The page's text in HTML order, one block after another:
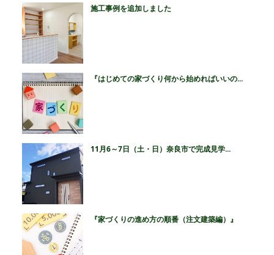
施工事例を追加しました
『はじめての家づくり何から始めればいいの...
11月6～7日（土・日）奈良市で完成見学...
『家づくりの進め方の順番（注文建築編）』